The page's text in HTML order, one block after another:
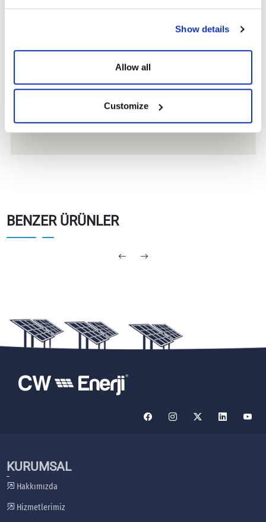
Show details
Allow all
Customize
Kullanım Kılavuzları
TommaTech Solar
Göster İndir
BENZER ÜRÜNLER
KURUMSAL
Hakkımızda
Hizmetlerimiz